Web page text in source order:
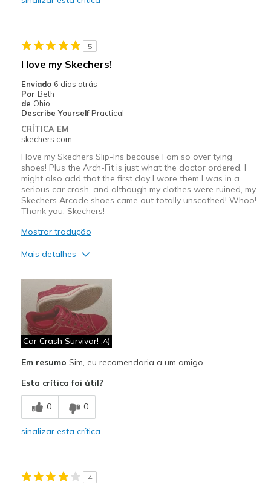
Need Break In
Casual Wear
Sizing
View On Shoes
Shoes are for Wearing
5
I love my Skechers!
Enviado 6 dias atrás
Por Beth
de Ohio
Describe Yourself Practical
CRÍTICA EM
skechers.com
I love my Skechers Slip-Ins because I am so over tying
shoes! Plus the Arch-Fit is just what the doctor ordered. I
might also add that the first day I wore them I was in a
serious car crash, and although my clothes were ruined, my
Skechers Arcade shoes came out totally unscathed! Whoo!
Thank you, Skechers!
Mostrar tradução
Mais detalhes
Attractive Design
Breathe Well
Comfortable
Durable
Stylish
Melhores utilizações
Casual Wear
Travel
Car Crash Survivor! :^)
Em resumo Sim, eu recomendaria a um amigo
Esta crítica foi útil?
0 0
sinalizar esta crítica
4